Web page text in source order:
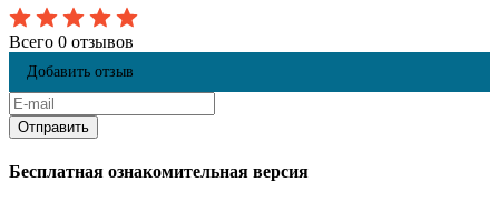
Всего 0 отзывов
Добавить отзыв
Бесплатная ознакомительная версия